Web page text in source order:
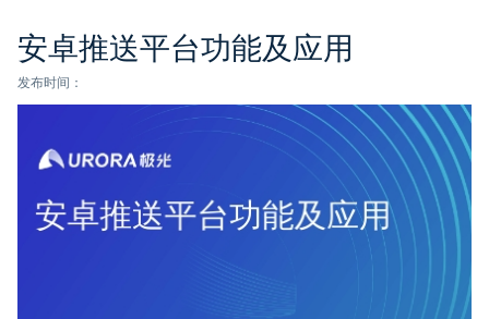
安卓推送平台功能及应用
发布时间：